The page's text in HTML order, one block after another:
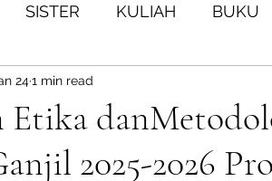
SISTER KULIAH BUKU
SISTER Genap 2024-2025
Etika
2025-2026
241 min read